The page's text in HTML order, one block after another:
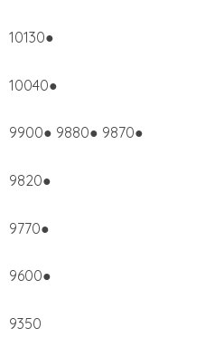
10130●
10040●
9900● 9880● 9870●
9820●
9770●
9600●
9350